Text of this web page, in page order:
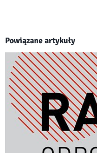
Powiązane artykuły